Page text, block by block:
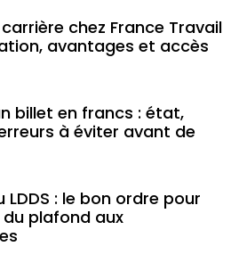
chez France Travail
avantages et accès
billet en francs : état,
à éviter avant de
LDDS : le bon ordre pour
plafond aux